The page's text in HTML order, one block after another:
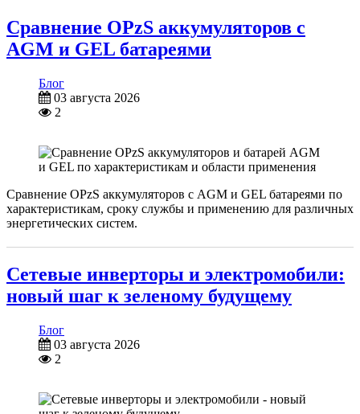
Сравнение OPzS аккумуляторов с
AGM и GEL батареями
Блог
03 августа 2026
2
Сравнение OPzS аккумуляторов с AGM и GEL батареями по
характеристикам, сроку службы и применению для различных
энергетических систем.
Сетевые инверторы и электромобили:
новый шаг к зеленому будущему
Блог
03 августа 2026
2